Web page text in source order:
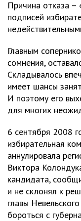
Причина отказа –
подписей
Главным
сомнения,
Складывалось
имеет шансы
И поэтому его
для многих
6 сентября 2008
избирательная
аннулировала
Виктора
кандидата,
и не склонял к
главы
бороться с